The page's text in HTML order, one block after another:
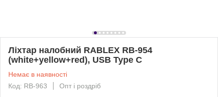
Ліхтар налобний RABLEX RB-954
(white+yellow+red), USB Type C
Немає в наявності
Код: RB-963
Опт і роздріб